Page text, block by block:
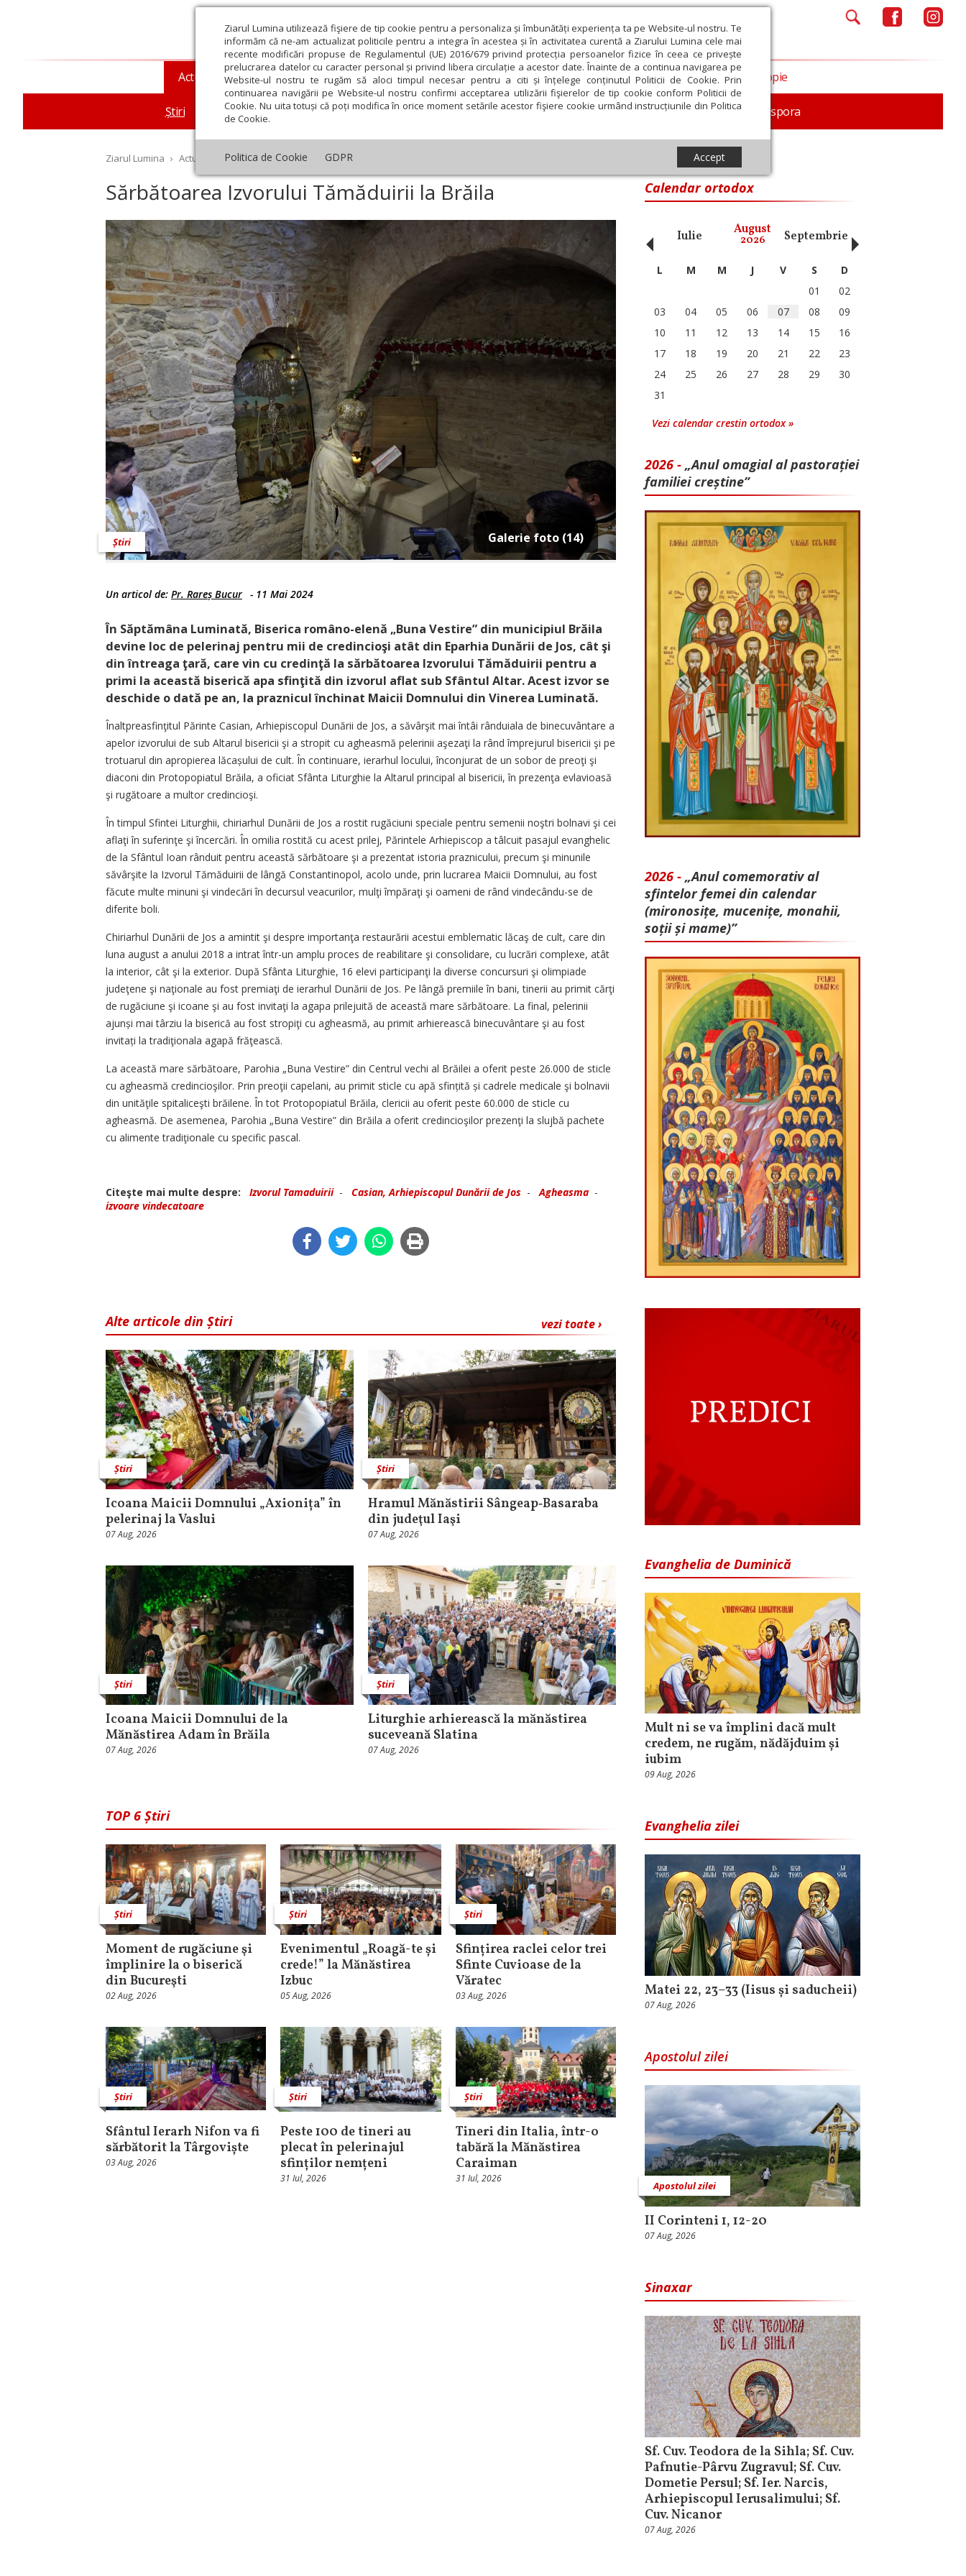
Ziarul Lumina utilizează fişiere de tip cookie pentru a personaliza și îmbunătăți experiența ta pe Website-ul nostru. Te
informăm că ne-am actualizat politicile pentru a integra în acestea și în activitatea curentă a Ziarului Lumina cele mai
recente modificări propuse de Regulamentul (UE) 2016/679 privind protecția persoanelor fizice în ceea ce privește
prelucrarea datelor cu caracter personal și privind libera circulație a acestor date. Înainte de a continua navigarea pe
Website-ul nostru te rugăm să aloci timpul necesar pentru a citi și înțelege conținutul Politicii de Cookie. Prin
continuarea navigării pe Website-ul nostru confirmi acceptarea utilizării fişierelor de tip cookie conform Politicii de
Cookie. Nu uita totuși că poți modifica în orice moment setările acestor fişiere cookie urmând instrucțiunile din Politica
de Cookie.
Politica de Cookie GDPR Accept
Actualitate religioasă
Știri Mesaje și cuvântări An omagial Comunicate de presă Documentar In memoriam Diaspora
Teologie și spiritualitate Educaţie și Cultură Societate Opinii Filantropie
Ziarul Lumina › Actualitate religioasă › Știri › Sărbătoarea Izvorului Tămăduirii la Brăila
Sărbătoarea Izvorului Tămăduirii la Brăila
Galerie foto (14)
Știri
Un articol de: Pr. Rareș Bucur - 11 Mai 2024
În Săptămâna Luminată, Biserica româno-elenă „Buna Vestire” din municipiul Brăila
devine loc de pelerinaj pentru mii de credincioşi atât din Eparhia Dunării de Jos, cât şi
din întreaga ţară, care vin cu credinţă la sărbătoarea Izvorului Tămăduirii pentru a
primi la această biserică apa sfinţită din izvorul aflat sub Sfântul Altar. Acest izvor se
deschide o dată pe an, la praznicul închinat Maicii Domnului din Vinerea Luminată.
Înaltpreasfinţitul Părinte Casian, Arhi­episcopul Dunării de Jos, a săvârşit mai întâi rânduiala de binecuvântare a
apelor izvorului de sub Altarul bisericii şi a stropit cu agheasmă pelerinii aşezaţi la rând împrejurul bisericii şi pe
trotuarul din apropierea lăcașului de cult. În continuare, ierarhul locului, înconjurat de un sobor de preoţi şi
diaconi din Protopopiatul Brăila, a oficiat Sfânta Liturghie la Altarul principal al bisericii, în prezenţa evlavioasă
şi rugătoare a multor credincioşi.
În timpul Sfintei Liturghii, chiriarhul Dunării de Jos a rostit rugăciuni speciale pentru semenii noştri bolnavi şi cei
aflaţi în suferinţe şi încercări. În omilia rostită cu acest prilej, Părintele Arhi­episcop a tâlcuit pasajul evanghelic
de la Sfântul Ioan rânduit pentru această sărbătoare şi a prezentat istoria praznicului, precum şi minunile
săvârşite la Izvorul Tămăduirii de lângă Constantinopol, acolo unde, prin lucrarea Maicii Domnului, au fost
făcute multe minuni şi vindecări în decursul veacurilor, mulţi împăraţi şi oameni de rând vindecându-se de
diferite boli.
Chiriarhul Dunării de Jos a amintit şi despre importanţa restaurării acestui emblematic lăcaş de cult, care din
luna august a anului 2018 a intrat într-un amplu proces de reabilitare şi consolidare, cu lucrări complexe, atât
la interior, cât şi la exterior. După Sfânta Liturghie, 16 elevi participanţi la diverse concursuri şi olimpiade
judeţene şi naţionale au fost premiaţi de ierarhul Dunării de Jos. Pe lângă premiile în bani, tinerii au primit cărţi
de rugăciune şi icoane şi au fost invitaţi la agapa prilejuită de această mare sărbătoare. La final, pelerinii
ajunși mai târziu la biserică au fost stropiţi cu agheasmă, au primit arhi­erească binecuvântare şi au fost
invitați la tradiţionala agapă frăţească.
La această mare sărbătoare, Parohia „Buna Vestire” din Centrul vechi al Brăilei a oferit peste 26.000 de sticle
cu agheasmă credincioşilor. Prin preoţii capelani, au primit sticle cu apă sfințită și cadrele medicale şi bolnavii
din unităţile spitaliceşti brăilene. În tot Protopopiatul Brăila, clericii au oferit peste 60.000 de sticle cu
agheasmă. De asemenea, Parohia „Buna Vestire” din Brăila a oferit credincioşilor prezenţi la slujbă pachete
cu alimente tradiţionale cu specific pascal.
Citeşte mai multe despre: Izvorul Tamaduirii- Casian, Arhiepiscopul Dunării de Jos -Agheasma -
izvoare vindecatoare
vezi toate ›
Alte articole din Știri
Știri
Icoana Maicii Domnului „Axionița” în
pelerinaj la Vaslui
07 Aug, 2026
Știri
Hramul Mănăstirii Sângeap‑Basaraba
din judeţul Iaşi
07 Aug, 2026
Știri
Icoana Maicii Domnului de la
Mănăstirea Adam în Brăila
07 Aug, 2026
Știri
Liturghie arhierească la mănăstirea
suceveană Slatina
07 Aug, 2026
TOP 6 Știri
Știri
Moment de rugăciune şi
împlinire la o biserică
din Bucureşti
02 Aug, 2026
Știri
Evenimentul „Roagă-te și
crede!” la Mănăstirea
Izbuc
05 Aug, 2026
Știri
Sfințirea raclei celor trei
Sfinte Cuvioase de la
Văratec
03 Aug, 2026
Știri
Sfântul Ierarh Nifon va fi
sărbătorit la Târgoviște
03 Aug, 2026
Știri
Peste 100 de tineri au
plecat în pelerinajul
sfinților nemțeni
31 Iul, 2026
Știri
Tineri din Italia, într-o
tabără la Mănăstirea
Caraiman
31 Iul, 2026
Calendar ortodox
Octombrie Noiembrie Decembrie Ianuarie Februarie Martie Aprilie Mai Iulie August
2026 Septembrie Octombrie
‹ L M M J V S
D
01
02
03
04 05 06 07 08
09
10
11 12 13 14 15
16
17
18 19 20 21 22
23
24
25 26 27 28 29
30
31
Vezi calendar crestin ortodox »
2026 - „Anul omagial al pastorației
familiei creștine”
2026 - „Anul comemorativ al
sfintelor femei din calendar
(mironosițe, mu­cenițe, monahii,
soții și mame)”
Evanghelia de Duminică
Mult ni se va împlini dacă mult
credem, ne rugăm, nădăjduim și
iubim
09 Aug, 2026
Evanghelia zilei
Matei 22, 23–33 (Iisus și saducheii)
07 Aug, 2026
Apostolul zilei
Apostolul zilei
II Corinteni 1, 12-20
07 Aug, 2026
Sinaxar
Sf. Cuv. Teodora de la Sihla; Sf. Cuv.
Pafnutie-Pârvu Zugravul; Sf. Cuv.
Dometie Persul; Sf. Ier. Narcis,
Arhiepiscopul Ierusalimului; Sf.
Cuv. Nicanor
07 Aug, 2026